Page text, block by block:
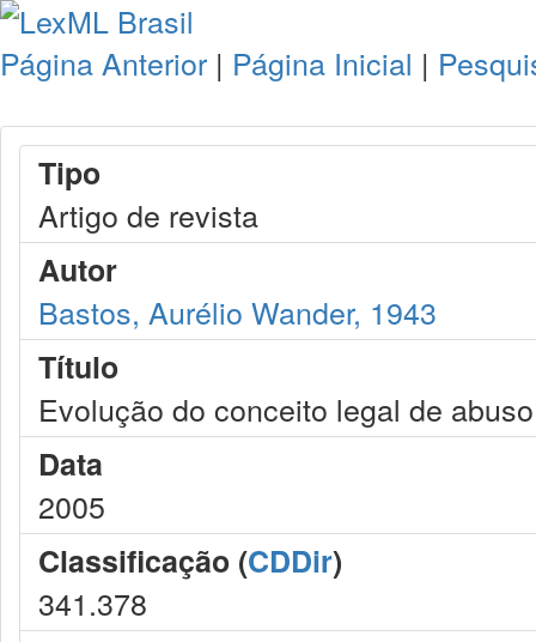
Página Anterior | Página Inicial |
Tipo
Artigo de revista
Autor
Bastos, Aurélio Wander, 1943
Título
Evolução do conceito legal de
Data
2005
Classificação (CDDir)
341.378